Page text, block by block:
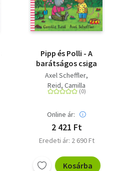
Pipp és Polli - A
barátságos csiga
Axel Scheffler
Reid, Camilla
Online ár:
2 421 Ft
Eredeti ár: 2 690 Ft
Kosárba